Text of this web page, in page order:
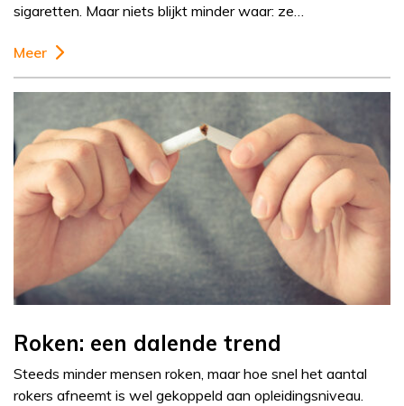
sigaretten. Maar niets blijkt minder waar: ze…
Meer
Roken: een dalende trend
Steeds minder mensen roken, maar hoe snel het aantal
rokers afneemt is wel gekoppeld aan opleidingsniveau.